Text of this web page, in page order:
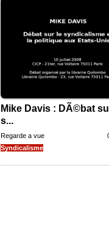
Mike Davis : DÃ©bat
s...
Regarde a vue
Syndicalisme